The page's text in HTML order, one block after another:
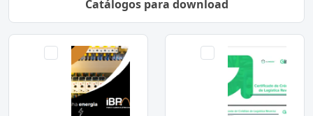
Catálogos para download